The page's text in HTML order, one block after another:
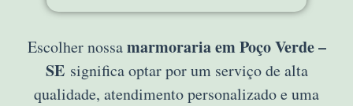
Escolher nossamarmoraria em Poço Verde –
SEsignifica optar por um serviço de alta
qualidade, atendimento personalizado e uma